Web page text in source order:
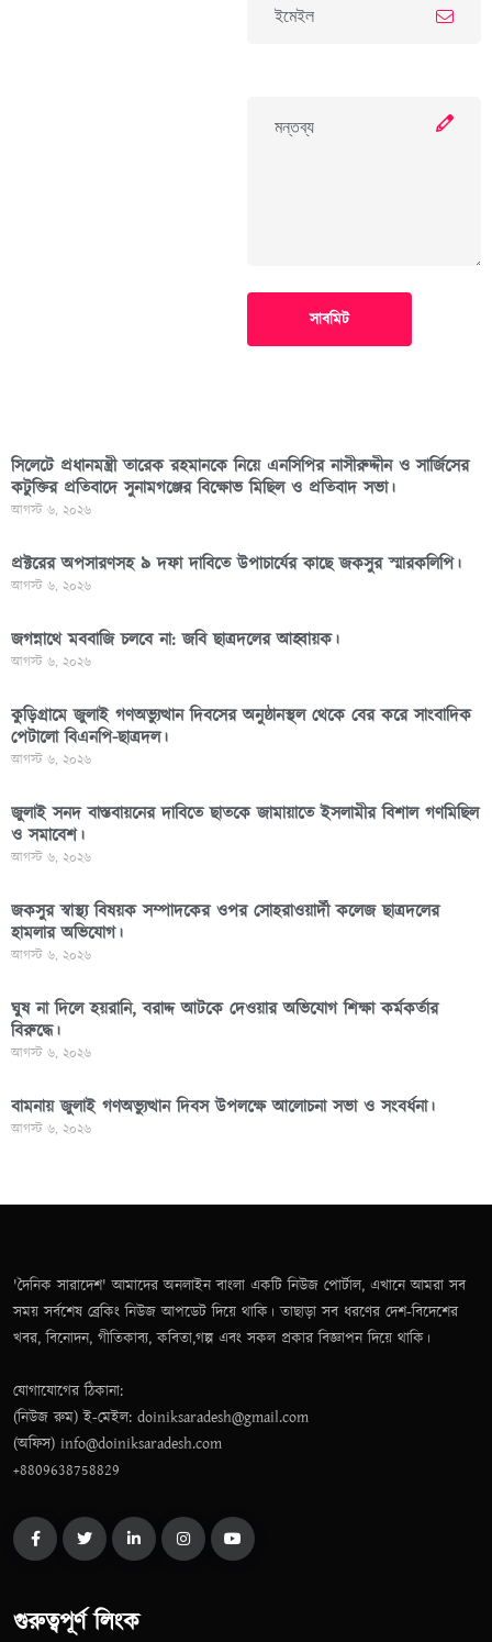
সাবমিট
সিলেটে প্রধানমন্ত্রী তারেক রহমানকে নিয়ে এনসিপির নাসীরুদ্দীন ও সার্জিসের
কটুক্তির প্রতিবাদে সুনামগঞ্জের বিক্ষোভ মিছিল ও প্রতিবাদ সভা।
আগস্ট ৬, ২০২৬
প্রক্টরের অপসারণসহ ৯ দফা দাবিতে উপাচার্যের কাছে জকসুর স্মারকলিপি।
আগস্ট ৬, ২০২৬
জগন্নাথে মববাজি চলবে না: জবি ছাত্রদলের আহ্বায়ক।
আগস্ট ৬, ২০২৬
কুড়িগ্রামে জুলাই গণঅভ্যুত্থান দিবসের অনুষ্ঠানস্থল থেকে বের করে সাংবাদিক
পেটালো বিএনপি-ছাত্রদল।
আগস্ট ৬, ২০২৬
জুলাই সনদ বাস্তবায়নের দাবিতে ছাতকে জামায়াতে ইসলামীর বিশাল গণমিছিল
ও সমাবেশ।
আগস্ট ৬, ২০২৬
জকসুর স্বাস্থ্য বিষয়ক সম্পাদকের ওপর সোহরাওয়ার্দী কলেজ ছাত্রদলের
হামলার অভিযোগ।
আগস্ট ৬, ২০২৬
ঘুষ না দিলে হয়রানি, বরাদ্দ আটকে দেওয়ার অভিযোগ শিক্ষা কর্মকর্তার
বিরুদ্ধে।
আগস্ট ৬, ২০২৬
বামনায় জুলাই গণঅভ্যুত্থান দিবস উপলক্ষে আলোচনা সভা ও সংবর্ধনা।
আগস্ট ৬, ২০২৬
'দৈনিক সারাদেশ' আমাদের অনলাইন বাংলা একটি নিউজ পোর্টাল, এখানে আমরা সব
সময় সর্বশেষ ব্রেকিং নিউজ আপডেট দিয়ে থাকি। তাছাড়া সব ধরণের দেশ-বিদেশের
খবর, বিনোদন, গীতিকাব্য, কবিতা,গল্প এবং সকল প্রকার বিজ্ঞাপন দিয়ে থাকি।
যোগাযোগের ঠিকানা:
(নিউজ রুম) ই-মেইল: doiniksaradesh@gmail.com
(অফিস) info@doiniksaradesh.com
+8809638758829
গুরুত্বপূর্ণ লিংক